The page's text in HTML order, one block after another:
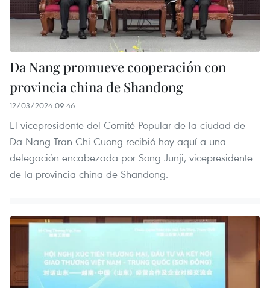
Da Nang promueve cooperación con
provincia china de Shandong
12/03/2024 09:46
El vicepresidente del Comité Popular de la ciudad de
Da Nang Tran Chi Cuong recibió hoy aquí a una
delegación encabezada por Song Junji, vicepresidente
de la provincia china de Shandong.